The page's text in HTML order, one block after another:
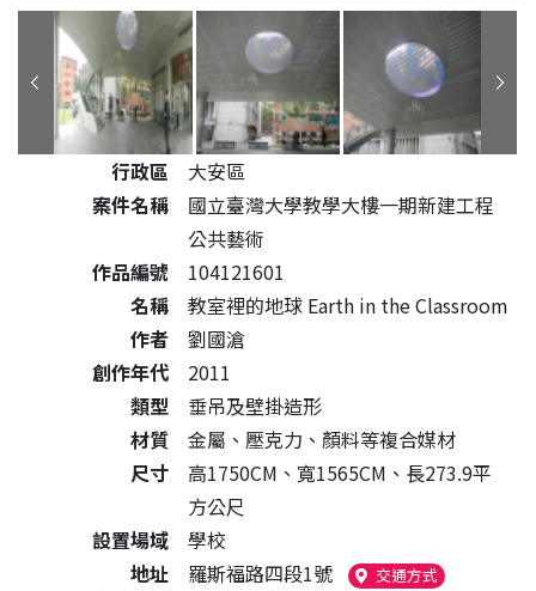
公共藝術作品詳細資料
行政區
大安區
案件名稱
國立臺灣大學教學大樓一期新建工程
公共藝術
作品編號
104121601
名稱
教室裡的地球 Earth in the Classroom
作者
劉國滄
創作年代
2011
類型
垂吊及壁掛造形
材質
金屬、壓克力、顏料等複合媒材
尺寸
高1750CM、寬1565CM、長273.9平
方公尺
設置場域
學校
地址
羅斯福路四段1號 交通方式（另開新視窗